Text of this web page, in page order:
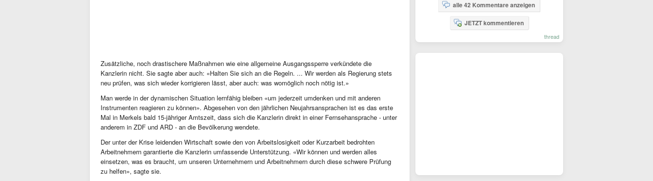
Zusätzliche, noch drastischere Maßnahmen wie eine allgemeine Ausgangssperre verkündete die
Kanzlerin nicht. Sie sagte aber auch: «Halten Sie sich an die Regeln. ... Wir werden als Regierung stets
neu prüfen, was sich wieder korrigieren lässt, aber auch: was womöglich noch nötig ist.»
Man werde in der dynamischen Situation lernfähig bleiben «um jederzeit umdenken und mit anderen
Instrumenten reagieren zu können». Abgesehen von den jährlichen Neujahrsansprachen ist es das erste
Mal in Merkels bald 15-jähriger Amtszeit, dass sich die Kanzlerin direkt in einer Fernsehansprache - unter
anderem in ZDF und ARD - an die Bevölkerung wendete.
Der unter der Krise leidenden Wirtschaft sowie den von Arbeitslosigkeit oder Kurzarbeit bedrohten
Arbeitnehmern garantierte die Kanzlerin umfassende Unterstützung. «Wir können und werden alles
einsetzen, was es braucht, um unseren Unternehmern und Arbeitnehmern durch diese schwere Prüfung
zu helfen», sagte sie.
alle 42 Kommentare anzeigen
JETZT kommentieren
thread